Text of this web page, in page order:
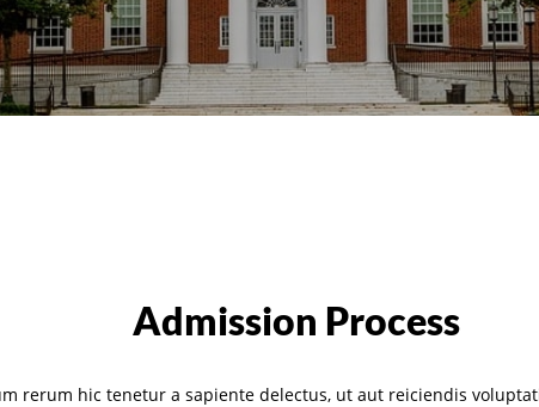
Admission Process
rerum hic tenetur a sapiente delectus, ut aut reiciendis